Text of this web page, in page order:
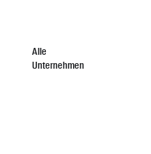
Alle
Unternehmen